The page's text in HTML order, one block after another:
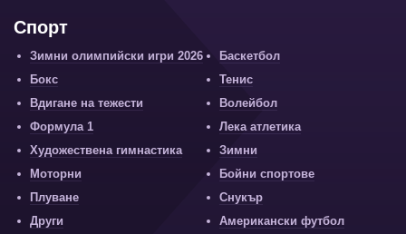
Спорт
Зимни олимпийски игри 2026
Баскетбол
Бокс
Тенис
Вдигане на тежести
Волейбол
Формула 1
Лека атлетика
Художествена гимнастика
Зимни
Моторни
Бойни спортове
Плуване
Снукър
Други
Американски футбол